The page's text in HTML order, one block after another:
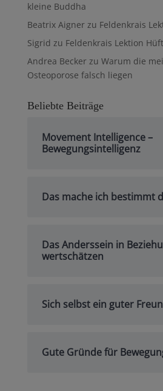
kleine Buddha
Beatrix Aignerzu Feldenkrais
Sigrid zu Feldenkrais Lektion
Andrea Beckerzu Warum die
Osteoporose falsch liegen
Beliebte Beiträge
Movement Intelligence –
Bewegungsintelligenz
Das mache ich bestimmt
Das Anderssein in
wertschätzen
Sich selbst ein guter
Gute Gründe für